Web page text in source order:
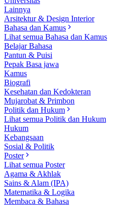
Lainnya
Arsitektur & Design Interior
Bahasa dan Kamus
Lihat semua Bahasa dan Kamus
Belajar Bahasa
Pantun & Puisi
Pepak Basa jawa
Kamus
Biografi
Kesehatan dan Kedokteran
Mujarobat & Primbon
Politik dan Hukum
Lihat semua Politik dan Hukum
Hukum
Kebangsaan
Sosial & Politik
Poster
Lihat semua Poster
Agama & Akhlak
Sains & Alam (IPA)
Matematika & Logika
Membaca & Bahasa